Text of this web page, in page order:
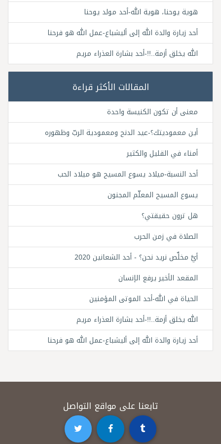
هوية يوحنا، هوية الله-أحد مولد يوحنا
أحد زيارة والدة الله إلى أليشباع-عمل الله هو فرحنا
الله يخلق أزمة..!!-أحد بشارة العذراء مريم
المقالات الأكثر قراءة
معنى أن تكون الكنيسة واحدة
أين معموديتك؟-عيد الدنح ومعمودية الربّ وظهوره
أمناء في القليل والكثير
أحد النسبة-ميلاد يسوع المسيح هو ميلاد الحب
يسوع المسيح المعلّم المجنون
هل ترون حقيقتي؟
الصلاة في زمن الحرب
أيَّ مخلِّص نريد نحن؟ - أحد الشعانين 2020
المقعد الأخير يرفع الإنسان
الحياة في الله-أحد الموتى المؤمنين
الله يخلق أزمة..!!-أحد بشارة العذراء مريم
أحد زيارة والدة الله إلى أليشباع-عمل الله هو فرحنا
تابعنا على مواقع التواصل